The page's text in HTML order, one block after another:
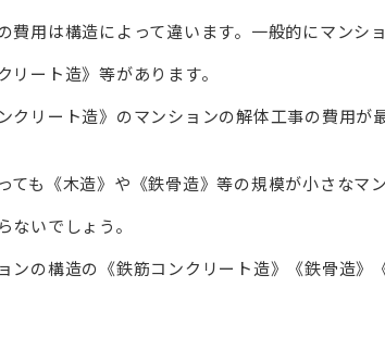
費用は構造によって違います。一般的にマンシ
リート造》等があります。
クリート造》のマンションの解体工事の費用が
ても《木造》や《鉄骨造》等の規模が小さなマ
ないでしょう。
ンの構造の《鉄筋コンクリート造》《鉄骨造》